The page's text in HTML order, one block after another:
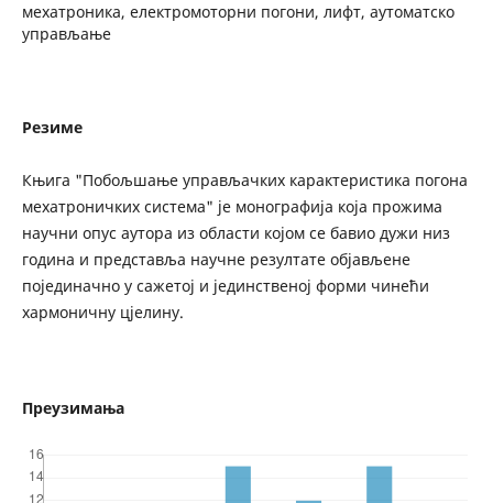
мехатроника, електромоторни погони, лифт, аутоматско
управљање
Резиме
Књига "Побољшање управљачких карактеристика погона
мехатроничких система" је монографија која прожима
научни опус аутора из области којом се бавио дужи низ
година и представља научне резултате објављене
појединачно у сажетој и јединственој форми чинећи
хармоничну цјелину.
Преузимања